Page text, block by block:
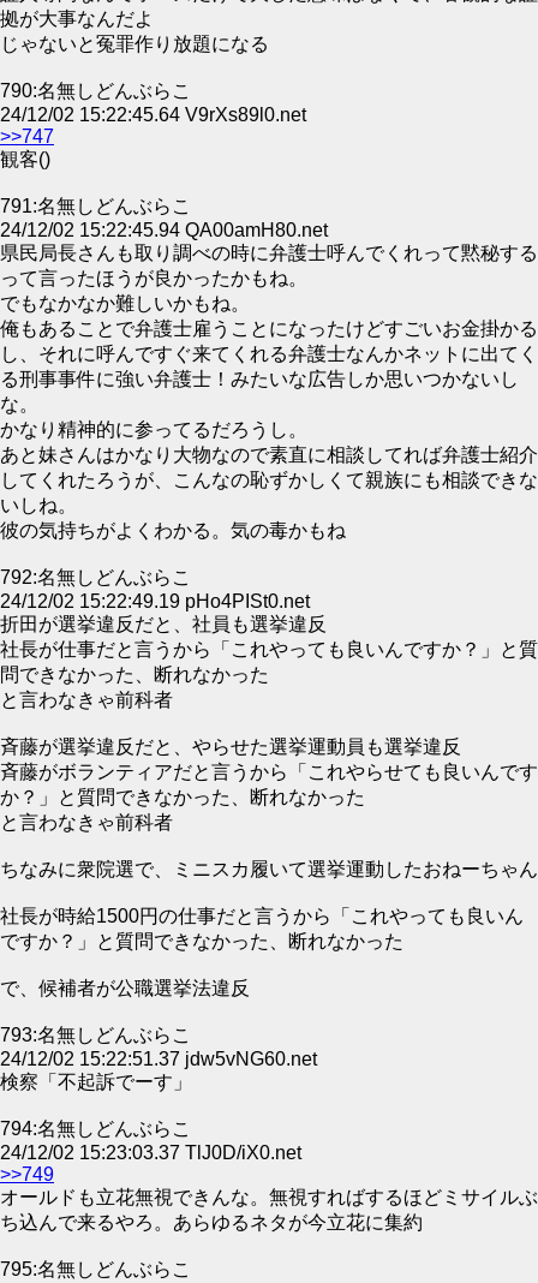
拠が大事なんだよ
じゃないと冤罪作り放題になる
790:名無しどんぶらこ
24/12/02 15:22:45.64 V9rXs89l0.net
>>747
観客()
791:名無しどんぶらこ
24/12/02 15:22:45.94 QA00amH80.net
県民局長さんも取り調べの時に弁護士呼んでくれって黙秘する
って言ったほうが良かったかもね。
でもなかなか難しいかもね。
俺もあることで弁護士雇うことになったけどすごいお金掛かる
し、それに呼んですぐ来てくれる弁護士なんかネットに出てく
る刑事事件に強い弁護士！みたいな広告しか思いつかないし
な。
かなり精神的に参ってるだろうし。
あと妹さんはかなり大物なので素直に相談してれば弁護士紹介
してくれたろうが、こんなの恥ずかしくて親族にも相談できな
いしね。
彼の気持ちがよくわかる。気の毒かもね
792:名無しどんぶらこ
24/12/02 15:22:49.19 pHo4PISt0.net
折田が選挙違反だと、社員も選挙違反
社長が仕事だと言うから「これやっても良いんですか？」と質
問できなかった、断れなかった
と言わなきゃ前科者
斉藤が選挙違反だと、やらせた選挙運動員も選挙違反
斉藤がボランティアだと言うから「これやらせても良いんです
か？」と質問できなかった、断れなかった
と言わなきゃ前科者
ちなみに衆院選で、ミニスカ履いて選挙運動したおねーちゃん
社長が時給1500円の仕事だと言うから「これやっても良いん
ですか？」と質問できなかった、断れなかった
で、候補者が公職選挙法違反
793:名無しどんぶらこ
24/12/02 15:22:51.37 jdw5vNG60.net
検察「不起訴でーす」
794:名無しどんぶらこ
24/12/02 15:23:03.37 TlJ0D/iX0.net
>>749
オールドも立花無視できんな。無視すればするほどミサイルぶ
ち込んで来るやろ。あらゆるネタが今立花に集約
795:名無しどんぶらこ